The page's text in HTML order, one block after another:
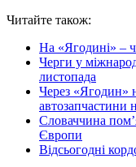
Читайте також:
На «Ягодині» –
Черги у
листопада
Через «Ягодин»
автозапчастини
Словаччина
Європи
Відсьогодні